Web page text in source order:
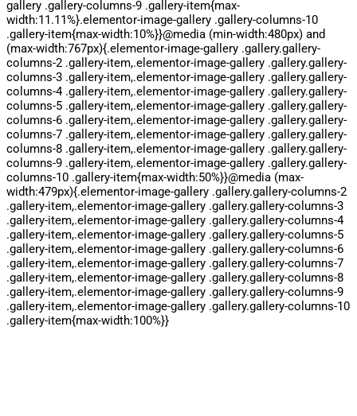
gallery .gallery-columns-9 .gallery-item{max-
width:11.11%}.elementor-image-gallery .gallery-columns-10
.gallery-item{max-width:10%}}@media (min-width:480px) and
(max-width:767px){.elementor-image-gallery .gallery.gallery-
columns-2 .gallery-item,.elementor-image-gallery .gallery.gallery-
columns-3 .gallery-item,.elementor-image-gallery .gallery.gallery-
columns-4 .gallery-item,.elementor-image-gallery .gallery.gallery-
columns-5 .gallery-item,.elementor-image-gallery .gallery.gallery-
columns-6 .gallery-item,.elementor-image-gallery .gallery.gallery-
columns-7 .gallery-item,.elementor-image-gallery .gallery.gallery-
columns-8 .gallery-item,.elementor-image-gallery .gallery.gallery-
columns-9 .gallery-item,.elementor-image-gallery .gallery.gallery-
columns-10 .gallery-item{max-width:50%}}@media (max-
width:479px){.elementor-image-gallery .gallery.gallery-columns-2
.gallery-item,.elementor-image-gallery .gallery.gallery-columns-3
.gallery-item,.elementor-image-gallery .gallery.gallery-columns-4
.gallery-item,.elementor-image-gallery .gallery.gallery-columns-5
.gallery-item,.elementor-image-gallery .gallery.gallery-columns-6
.gallery-item,.elementor-image-gallery .gallery.gallery-columns-7
.gallery-item,.elementor-image-gallery .gallery.gallery-columns-8
.gallery-item,.elementor-image-gallery .gallery.gallery-columns-9
.gallery-item,.elementor-image-gallery .gallery.gallery-columns-10
.gallery-item{max-width:100%}}